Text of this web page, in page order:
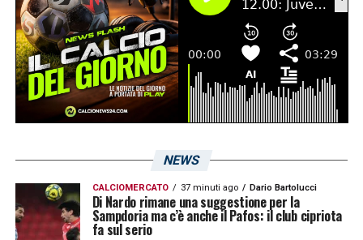
NEWS
CALCIOMERCATO 37 minuti ago Dario Bartolucci
Di Nardo rimane una suggestione per la
Sampdoria ma c’è anche il Pafos: il club cipriota
fa sul serio